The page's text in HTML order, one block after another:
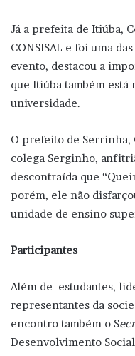
Já a prefeita de Itiúba,
CONSISAL e foi uma
evento, destacou a
que Itiúba também está
universidade.
O prefeito de Serrinha,
colega Serginho,
descontraída que
porém, ele não
unidade de ensino
Participantes
Além de estudantes,
representantes da
encontro também o S
Desenvolvimento